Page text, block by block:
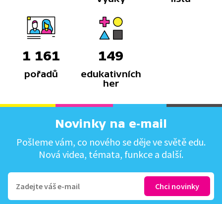
1 161
pořadů
149
edukativních
her
Novinky na e-mail
Pošleme vám, co nového se děje ve světě edu.
Nová videa, témata, funkce a další.